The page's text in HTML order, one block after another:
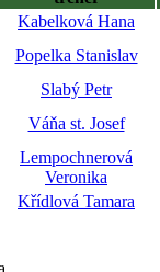
Kabelková Hana
Popelka Stanislav
Slabý Petr
Váňa st. Josef
Lempochnerová
Veronika
Křídlová Tamara